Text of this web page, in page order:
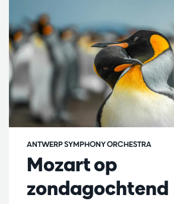
Mozart op
zondagochtend
ANTWERP SYMPHONY ORCHESTRA